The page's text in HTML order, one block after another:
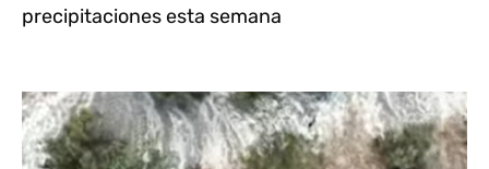
precipitaciones esta semana